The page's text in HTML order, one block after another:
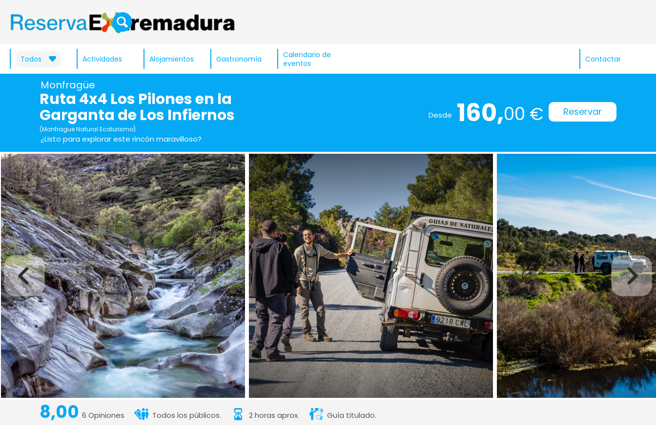
Todos Actividades Alojamientos Gastronomía
Calendario de
eventos
Contactar
Monfragüe
Ruta 4x4 Los Pilones en la
Garganta de Los Infiernos
(Monfrague Natural Ecoturismo)
¿Listo para explorar este rincón maravilloso?
Desde 160,00 € Reservar
8,00 6 Opiniones Todos los públicos. 2 horas aprox. Guía titulado.